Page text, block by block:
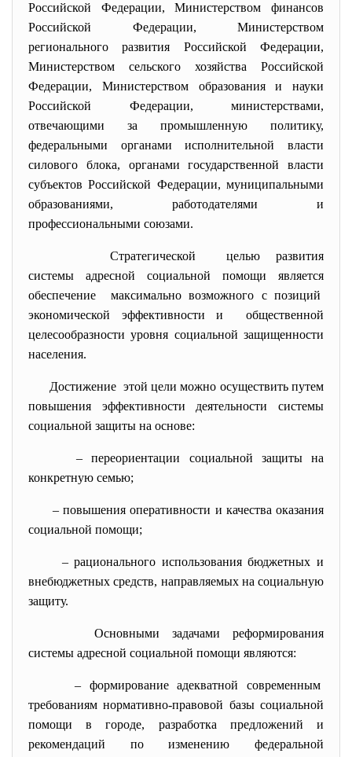
Российской Федерации, Министерством финансов
Российской Федерации, Министерством
регионального развития Российской Федерации,
Министерством сельского хозяйства Российской
Федерации, Министерством образования и науки
Российской Федерации, министерствами,
отвечающими за промышленную политику,
федеральными органами исполнительной власти
силового блока, органами государственной власти
субъектов Российской Федерации, муниципальными
образованиями, работодателями и
профессиональными союзами.
Стратегической целью развития
системы адресной социальной помощи является
обеспечение максимально возможного с позиций
экономической эффективности и общественной
целесообразности уровня социальной защищенности
населения.
Достижение этой цели можно осуществить путем
повышения эффективности деятельности системы
социальной защиты на основе:
– переориентации социальной защиты на
конкретную семью;
– повышения оперативности и качества оказания
социальной помощи;
– рационального использованиябюджетных и
внебюджетных средств, направляемых на социальную
защиту.
Основными задачами реформирования
системы адресной социальной помощи являются:
– формирование адекватной современным
требованиям нормативно-правовой базы социальной
помощи в городе, разработка предложений и
рекомендаций по изменению федеральной